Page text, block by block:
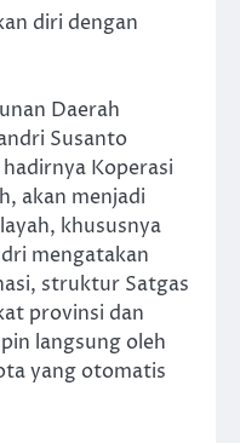
diri dengan
Daerah
Susanto
Koperasi
akan menjadi
khususnya
mengatakan
struktur Satgas
provinsi dan
langsung oleh
yang otomatis